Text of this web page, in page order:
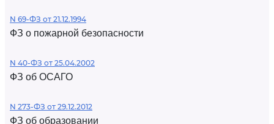
N 69-ФЗ от 21.12.1994
ФЗ о пожарной безопасности
N 40-ФЗ от 25.04.2002
ФЗ об ОСАГО
N 273-ФЗ от 29.12.2012
ФЗ об образовании